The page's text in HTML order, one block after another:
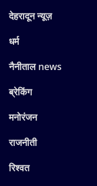
देहरादून न्यूज़
धर्म
नैनीताल news
ब्रेकिंग
मनोरंजन
राजनीती
रिश्वत